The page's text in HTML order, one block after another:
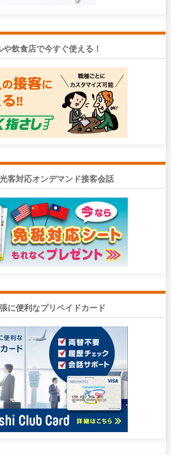
や飲食店で今すぐ使える！
客対応オンデマンド接客会話
に便利なプリペイドカード